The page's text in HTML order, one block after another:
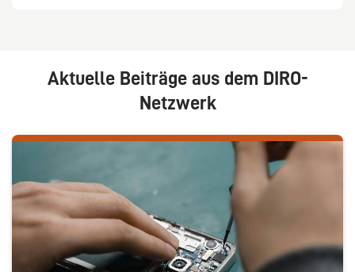
Aktuelle Beiträge aus dem DIRO-
Netzwerk